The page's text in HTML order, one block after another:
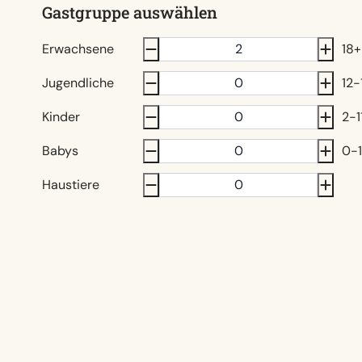
Gastgruppe auswählen
Erwachsene
18+
Jugendliche
12-
Kinder
2-
Babys
0-1
Haustiere